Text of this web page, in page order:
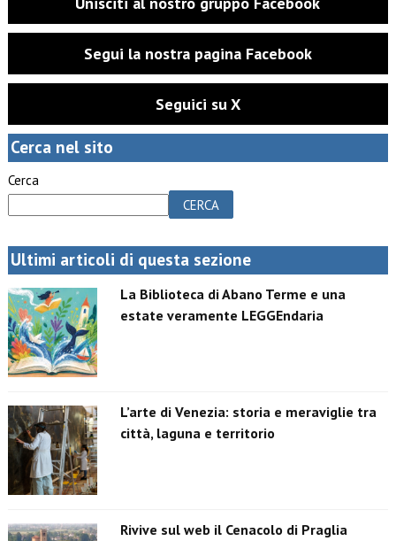
Segui la nostra pagina Facebook
Seguici su X
Cerca nel sito
Cerca
CERCA
Ultimi articoli di questa sezione
La Biblioteca di Abano Terme e una
estate veramente LEGGEndaria
L’arte di Venezia: storia e meraviglie tra
città, laguna e territorio
Rivive sul web il Cenacolo di Praglia